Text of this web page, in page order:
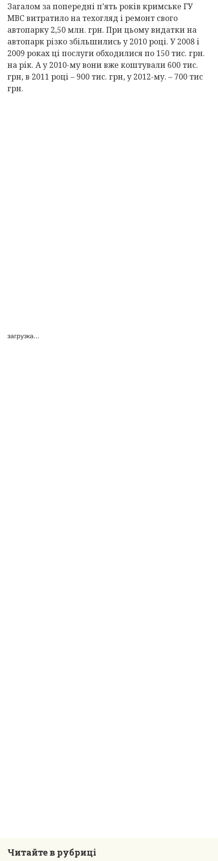
Загалом за попередні п’ять років кримське ГУ
МВС витратило на техогляд і ремонт свого
автопарку 2,50 млн. грн. При цьому видатки на
автопарк різко збільшились у 2010 році. У 2008 і
2009 роках ці послуги обходилися по 150 тис. грн.
на рік. А у 2010-му вони вже коштували 600 тис.
грн, в 2011 році – 900 тис. грн, у 2012-му. – 700 тис
грн.
загрузка...
Читайте в рубриці